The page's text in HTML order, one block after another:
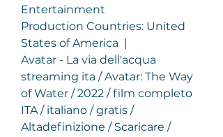
Entertainment
Production Countries: United
States of America  |
Avatar - La via dell'acqua
streaming ita / Avatar: The Way
of Water / 2022 / film completo
ITA / italiano / gratis /
Altadefinizione / Scaricare /